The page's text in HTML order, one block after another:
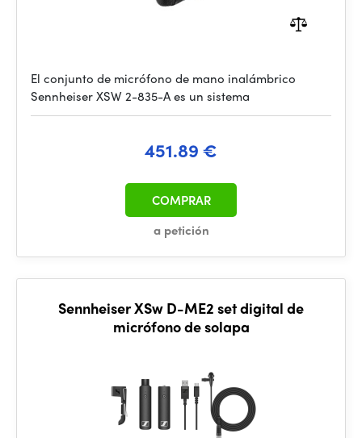
El conjunto de micrófono de mano inalámbrico
Sennheiser XSW 2-835-A es un sistema
451.89 €
a petición
COMPRAR
Sennheiser XSw D-ME2 set digital de
micrófono de solapa